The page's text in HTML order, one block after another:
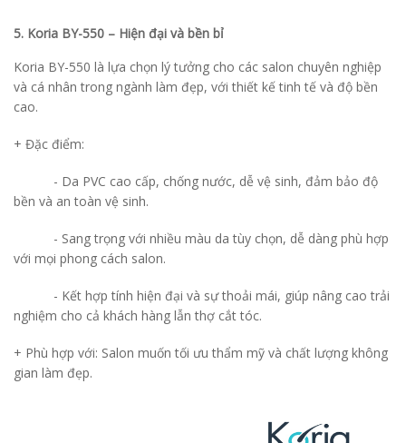
5. Koria BY-550 – Hiện đại và bền bỉ
Koria BY-550 là lựa chọn lý tưởng cho các salon chuyên nghiệp
và cá nhân trong ngành làm đẹp, với thiết kế tinh tế và độ bền
cao.
+ Đặc điểm:
- Da PVC cao cấp, chống nước, dễ vệ sinh, đảm bảo độ
bền và an toàn vệ sinh.
- Sang trọng với nhiều màu da tùy chọn, dễ dàng phù hợp
với mọi phong cách salon.
- Kết hợp tính hiện đại và sự thoải mái, giúp nâng cao trải
nghiệm cho cả khách hàng lẫn thợ cắt tóc.
+ Phù hợp với: Salon muốn tối ưu thẩm mỹ và chất lượng không
gian làm đẹp.